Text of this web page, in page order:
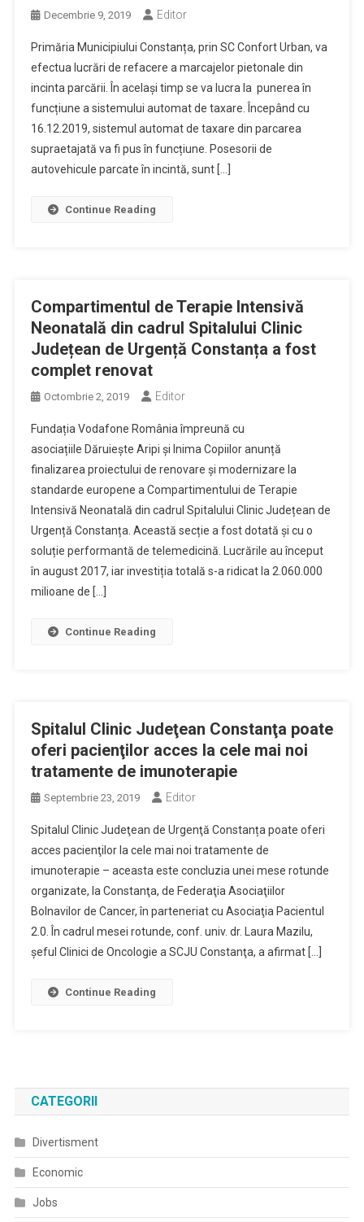
Decembrie 9, 2019 Editor
Primăria Municipiului Constanța, prin SC Confort Urban, va
efectua lucrări de refacere a marcajelor pietonale din
incinta parcării. În același timp se va lucra la punerea în
funcțiune a sistemului automat de taxare. Începând cu
16.12.2019, sistemul automat de taxare din parcarea
supraetajată va fi pus în funcțiune. Posesorii de
autovehicule parcate în incintă, sunt […]
Continue Reading
Compartimentul de Terapie Intensivă
Neonatală din cadrul Spitalului Clinic
Județean de Urgență Constanța a fost
complet renovat
Octombrie 2, 2019 Editor
Fundația Vodafone România împreună cu
asociațiile Dăruiește Aripi și Inima Copiilor anunță
finalizarea proiectului de renovare și modernizare la
standarde europene a Compartimentului de Terapie
Intensivă Neonatală din cadrul Spitalului Clinic Județean de
Urgență Constanța. Această secție a fost dotată și cu o
soluție performantă de telemedicină. Lucrările au început
în august 2017, iar investiția totală s-a ridicat la 2.060.000
milioane de […]
Continue Reading
Spitalul Clinic Judeţean Constanţa poate
oferi pacienţilor acces la cele mai noi
tratamente de imunoterapie
Septembrie 23, 2019 Editor
Spitalul Clinic Judeţean de Urgenţă Constanța poate oferi
acces pacienţilor la cele mai noi tratamente de
imunoterapie – aceasta este concluzia unei mese rotunde
organizate, la Constanţa, de Federaţia Asociaţiilor
Bolnavilor de Cancer, în parteneriat cu Asociaţia Pacientul
2.0. În cadrul mesei rotunde, conf. univ. dr. Laura Mazilu,
şeful Clinici de Oncologie a SCJU Constanţa, a afirmat […]
Continue Reading
CATEGORII
Divertisment
Economic
Jobs